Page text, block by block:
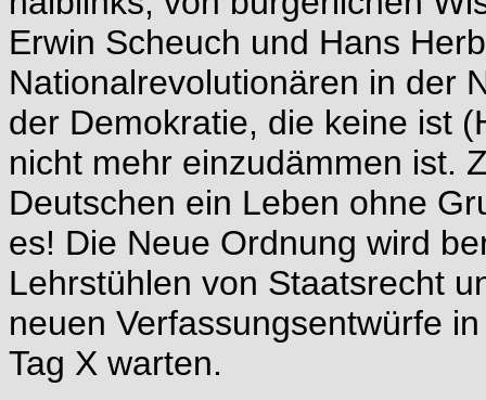
Erwin Scheuch und Hans
Nationalrevolutionären in der
der Demokratie, die keine ist
nicht mehr einzudämmen ist.
Deutschen ein Leben ohne
es! Die Neue Ordnung wird
Lehrstühlen von Staatsrecht
neuen Verfassungsentwürfe
Tag X warten.